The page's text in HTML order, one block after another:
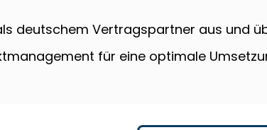
deutschem Vertragspartner aus und
für eine optimale